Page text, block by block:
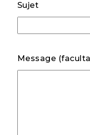
Sujet
Message